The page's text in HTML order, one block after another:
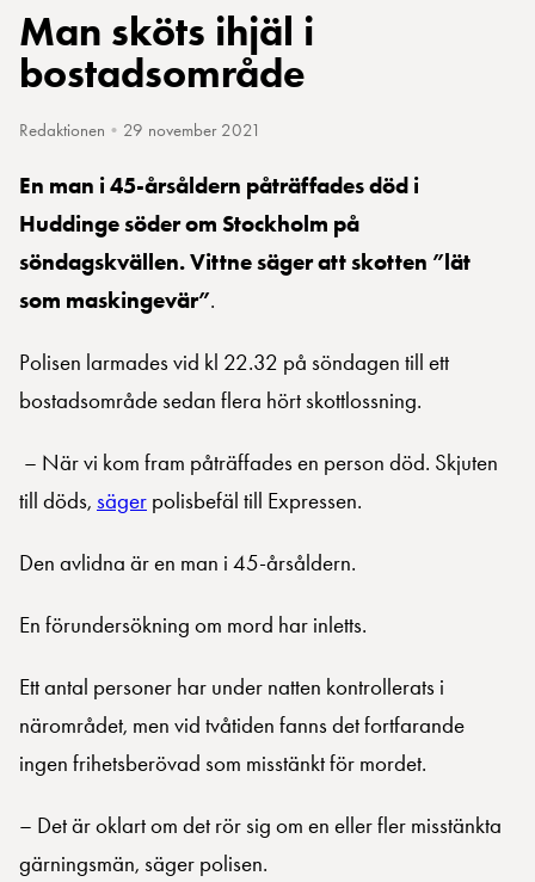
Man sköts ihjäl i
bostadsområde
Redaktionen • 29 november 2021
En man i45-årsåldern påträffades död i
Huddinge söder om Stockholm på
söndagskvällen. Vittne säger att skotten ”lät
som maskingevär”.
Polisen larmades vid kl 22.32 på söndagen till ett
bostadsområde sedan flera hört skottlossning.
– När vi kom fram påträffades en person död. Skjuten
till döds, säger polisbefäl till Expressen.
Den avlidna är en man i 45-årsåldern.
En förundersökning om mord har inletts.
Ett antal personer har under natten kontrollerats i
närområdet, men vid tvåtiden fanns det fortfarande
ingen frihetsberövad som misstänkt för mordet.
– Det är oklart om det rör sig om en eller fler misstänkta
gärningsmän, säger polisen.